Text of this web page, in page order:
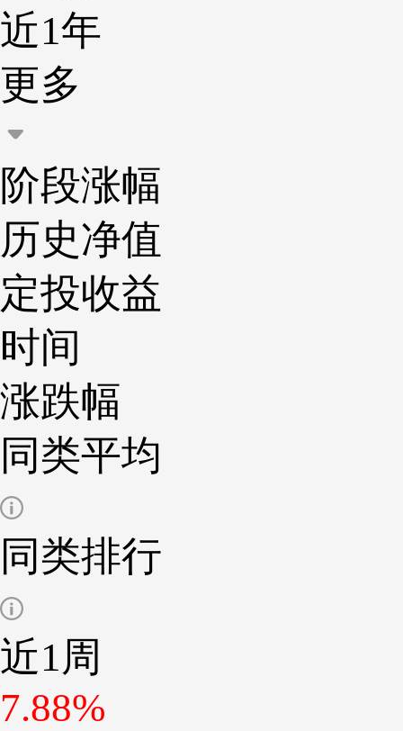
近1年
更多
阶段涨幅
历史净值
定投收益
时间
涨跌幅
同类平均
同类排行
近1周
7.88%